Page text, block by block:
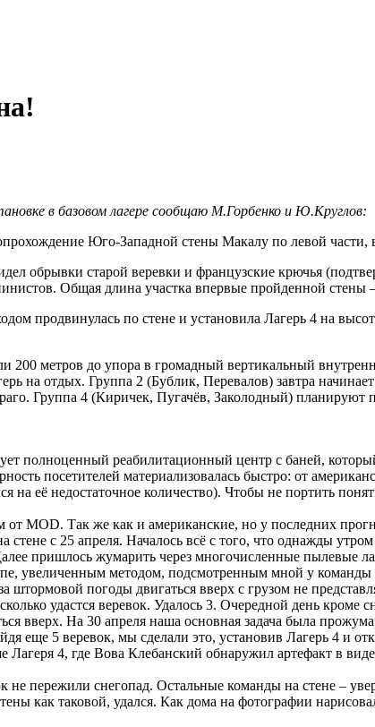
в базовом лагере сообщаю М.Горбенко и Ю.Круглов:
Юго-Западной стены Макалу по левой части,
обрывки старой веревки и французские крючья
Общая длина участка впервые пройденной стены
продвинулась по стене и установила Лагерь 4 на
200 метров до упора в громадный вертикальный
на отдых. Группа 2 (Бублик, Перевалов) завтра
Группа 4 (Киричек, Пугачёв, Заколодный) планируют
полноценный реабилитационный центр с баней,
посетителей материализовалась быстро: от
на её недостаточное количество). Чтобы не портить
MOD. Так же как и американские, но у последних
стене с 25 апреля. Началось всё с того, что однажды
пришлось жумарить через многочисленные пылевые
увеличенным методом, подсмотренным мной у
штормовой погоды двигаться вверх с грузом не
удастся веревок. Удалось 3. Очередной день кроме
вверх. На 30 апреля наша основная задача была
еще 5 веревок, мы сделали это, установив Лагерь 4 и
4, где Вова Клебанский обнаружил артефакт в виде
не пережили снегопад. Остальные команды на стене –
как таковой, удался. Как дома на фотографии